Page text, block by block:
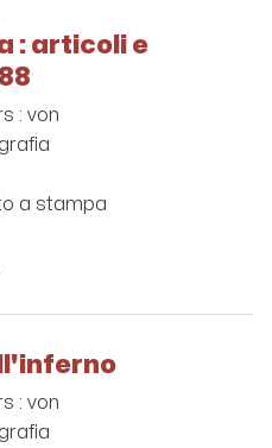
: articoli e
: von
a stampa
: von